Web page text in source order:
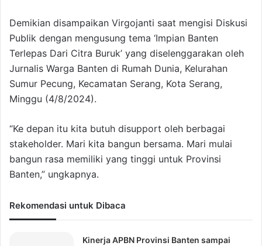
Demikian disampaikan Virgojanti saat mengisi Diskusi
Publik dengan mengusung tema ‘Impian Banten
Terlepas Dari Citra Buruk’ yang diselenggarakan oleh
Jurnalis Warga Banten di Rumah Dunia, Kelurahan
Sumur Pecung, Kecamatan Serang, Kota Serang,
Minggu (4/8/2024).
“Ke depan itu kita butuh disupport oleh berbagai
stakeholder. Mari kita bangun bersama. Mari mulai
bangun rasa memiliki yang tinggi untuk Provinsi
Banten,” ungkapnya.
Rekomendasi untuk Dibaca
Kinerja APBN Provinsi Banten sampai